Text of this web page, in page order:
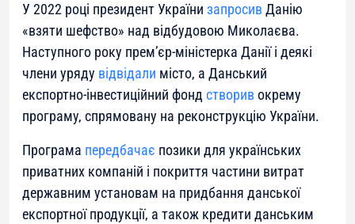
У 2022 році президент України запросив Данію
«взяти шефство» над відбудовою Миколаєва.
Наступного року прем’єр-міністерка Данії і деякі
члени уряду відвідали місто, а Данський
експортно-інвестиційний фонд створив окрему
програму, спрямовану на реконструкцію України.
Програма передбачає позики для українських
приватних компаній і покриття частини витрат
державним установам на придбання данської
експортної продукції, а також кредити данським